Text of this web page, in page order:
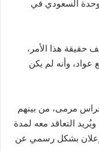
السعودي في
هذا الأمر،
عواد، وأنه لم يكن
مرمى، من بينهم
التعاقد معه لمدة
بشكل رسمي عن